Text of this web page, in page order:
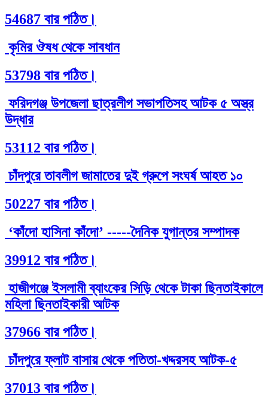
54687 বার পঠিত।
কৃমির ঔষধ থেকে সাবধান
53798 বার পঠিত।
ফরিদগঞ্জ উপজেলা ছাত্রলীগ সভাপতিসহ আটক ৫ অস্ত্র
উদ্ধার
53112 বার পঠিত।
চাঁদপুরে তাবলীগ জামাতের দুই গ্রুপে সংঘর্ষ আহত ১০
50227 বার পঠিত।
‘কাঁদো হাসিনা কাঁদো’ -----দৈনিক যুগান্তর সম্পাদক
39912 বার পঠিত।
হাজীগঞ্জে ইসলামী ব্যাংকের সিড়ি থেকে টাকা ছিনতাইকালে
মহিলা ছিনতাইকারী আটক
37966 বার পঠিত।
চাঁদপুরে ফ্লাট বাসায় থেকে পতিতা-খদ্দরসহ আটক-৫
37013 বার পঠিত।